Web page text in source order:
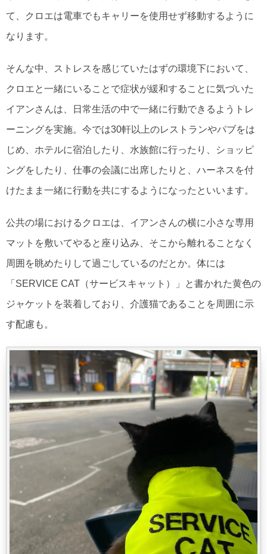
て、クロエは電車でもキャリーを使用せず移動するように
なります。
そんな中、ストレスを感じていたはずの環境下において、
クロエと一緒にいることで症状が緩和することに気づいた
イアンさんは、日常生活の中で一緒に行動できるようトレ
ーニングを実施。今では30軒以上のレストランやパブをは
じめ、ホテルに宿泊したり、水族館に行ったり、ショッピ
ングをしたり、仕事の会議に出席したりと、ハーネスを付
けたまま一緒に行動を共にするようになったといいます。
公共の場におけるクロエは、イアンさんの横に小さな専用
マットを敷いてやると座り込み、そこから離れることなく
周囲を眺めたりして過ごしているのだとか。体には
「SERVICE CAT（サービスキャット）」と書かれた黄色の
ジャケットを装着しており、介護猫であることを周囲に示
す配慮も。